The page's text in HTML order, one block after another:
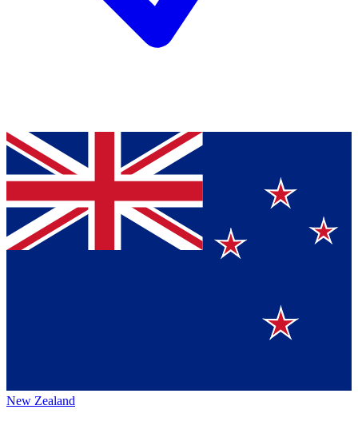
New Zealand